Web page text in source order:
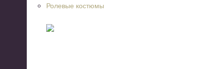
Ролевые костюмы